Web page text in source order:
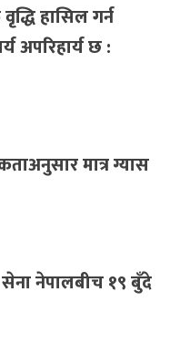
हासिल गर्न
अपरिहार्य छ :
मात्र ग्यास
सेना नेपालबीच १९ बुँदे